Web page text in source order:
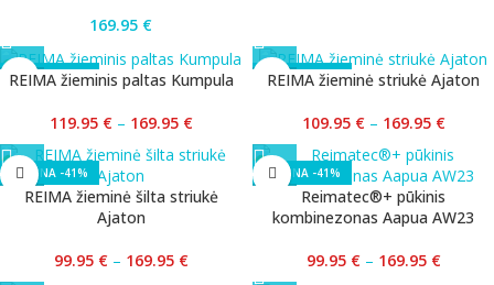
169.95 €
-29%
REIMA žieminis paltas Kumpula
119.95 € – 169.95 €
-35%
REIMA žieminė striukė Ajaton
109.95 € – 169.95 €
-41%
REIMA žieminė šilta striukė
Ajaton
99.95 € – 169.95 €
-41%
Reimatec®+ pūkinis
kombinezonas Aapua AW23
99.95 € – 169.95 €